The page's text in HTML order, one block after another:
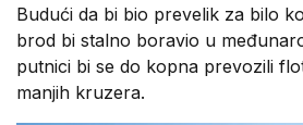
Budući da bi bio prevelik za bilo
brod bi stalno boravio u
putnici bi se do kopna prevozili
manjih kruzera.